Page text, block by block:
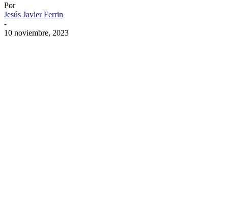
Por
Jesús Javier Ferrin
-
10 noviembre, 2023